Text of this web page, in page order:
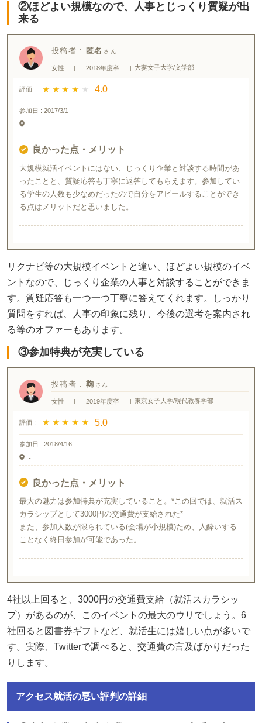
②ほどよい規模なので、人事とじっくり質疑が出
来る
投稿者 : 匿名
女性 | 2018年度卒 | 大妻女子大学/文学部
評価 : ★ ★ ★ ★ ★
★ ★ ★ ★ ★ 4.0
参加日 : 2017/3/1
-
良かった点・メリット
大規模就活イベントにはない、じっくり企業と対談する時間があ
ったことと、質疑応答も丁寧に返答してもらえます。参加してい
る学生の人数も少なめだったので自分をアピールすることができ
る点はメリットだと思いました。
リクナビ等の大規模イベントと違い、ほどよい規模のイベ
ントなので、じっくり企業の人事と対談することができま
す。質疑応答も一つ一つ丁寧に答えてくれます。しっかり
質問をすれば、人事の印象に残り、今後の選考を案内され
る等のオファーもあります。
③参加特典が充実している
投稿者 : 鞠
女性 | 2019年度卒 | 東京女子大学/現代教養学部
評価 : ★ ★ ★ ★ ★
★ ★ ★ ★ ★ 5.0
参加日 : 2018/4/16
-
良かった点・メリット
最大の魅力は参加特典が充実していること。*この回では、就活ス
カラシップとして3000円の交通費が支給された*
また、参加人数が限られている(会場が小規模)ため、人酔いする
ことなく終日参加が可能であった。
4社以上回ると、3000円の交通費支給（就活スカラシッ
プ）があるのが、このイベントの最大のウリでしょう。6
社回ると図書券ギフトなど、就活生には嬉しい点が多いで
す。実際、Twitterで調べると、交通費の言及ばかりだった
りします。
アクセス就活の悪い評判の詳細